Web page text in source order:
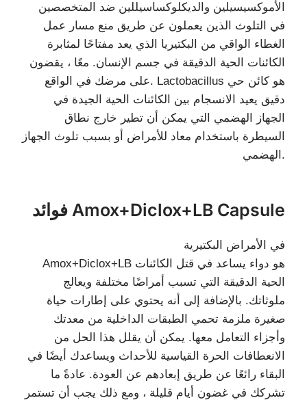
الأموكسيسيلين والديكلوكساسيللين ضد المتخصصين
في التلوث الذين يعملون عن طريق منع مسار عمل
الغطاء الواقي من البكتيريا الذي يعد مفتاحًا لمثابرة
الكائنات الحية الدقيقة في جسم الإنسان. معًا ، يقضون
على مرضك في الواقع. Lactobacillus هو كائن حي
دقيق يعيد الانسجام بين الكائنات الحية الجيدة في
الجهاز الهضمي التي يمكن أن تطير خارج نطاق
السيطرة باستخدام معاد للأمراض أو بسبب تلوث الجهاز
الهضمي.
فوائد Amox+Diclox+LB Capsule
في الأمراض البكتيرية
Amox+Diclox+LB هو دواء يساعد في قتل الكائنات
الحية الدقيقة التي تسبب أمراضًا مختلفة ويعالج
ملوثاتك. بالإضافة إلى أنه يحتوي على إطارات حياة
صغيرة ملزمة تحمي الطبقات الداخلية من معدتك
وأجزاء التعامل معها. يمكن أن يقلل هذا الحل من
الانعطافات الحرة القياسية للأحداث ويساعدك أيضًا في
البقاء رائعًا عن طريق إبعادهم عن العودة. عادةً ما
تشركك في غضون أيام قليلة ، ومع ذلك يجب أن تستمر